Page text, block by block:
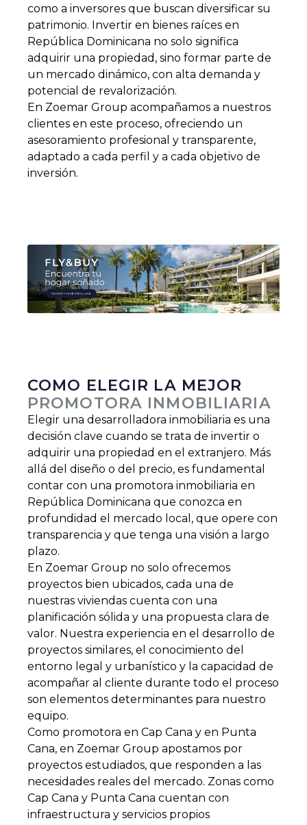
como a inversores que buscan diversificar su
patrimonio. Invertir en bienes raíces en
República Dominicana no solo significa
adquirir una propiedad, sino formar parte de
un mercado dinámico, con alta demanda y
potencial de revalorización.
En Zoemar Group acompañamos a nuestros
clientes en este proceso, ofreciendo un
asesoramiento profesional y transparente,
adaptado a cada perfil y a cada objetivo de
inversión.
COMO ELEGIR LA MEJOR
PROMOTORA INMOBILIARIA
Elegir una desarrolladora inmobiliaria es una
decisión clave cuando se trata de invertir o
adquirir una propiedad en el extranjero. Más
allá del diseño o del precio, es fundamental
contar con una promotora inmobiliaria en
República Dominicana que conozca en
profundidad el mercado local, que opere con
transparencia y que tenga una visión a largo
plazo.
En Zoemar Group no solo ofrecemos
proyectos bien ubicados, cada una de
nuestras viviendas cuenta con una
planificación sólida y una propuesta clara de
valor. Nuestra experiencia en el desarrollo de
proyectos similares, el conocimiento del
entorno legal y urbanístico y la capacidad de
acompañar al cliente durante todo el proceso
son elementos determinantes para nuestro
equipo.
Como promotora en Cap Cana y en Punta
Cana, en Zoemar Group apostamos por
proyectos estudiados, que responden a las
necesidades reales del mercado. Zonas como
Cap Cana y Punta Cana cuentan con
infraestructura y servicios propios